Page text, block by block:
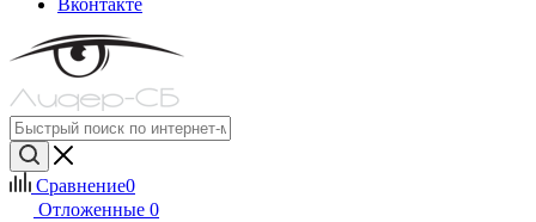
Вконтакте
Сравнение0
Отложенные 0